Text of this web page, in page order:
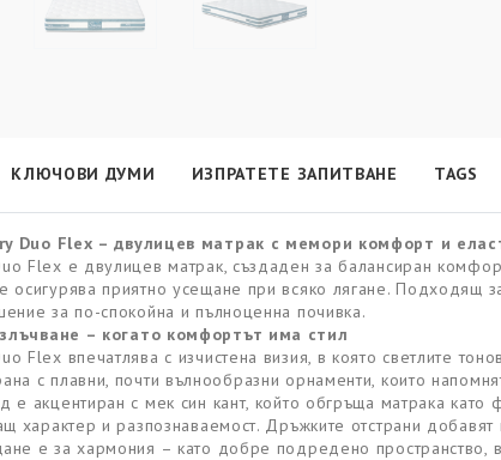
КЛЮЧОВИ ДУМИ ИЗПРАТЕТЕ ЗАПИТВАНЕ TAGS
Duo Flex – двулицев матрак с мемори комфорт и
Flex е двулицев матрак, създаден за балансиран
осигурява приятно усещане при всяко лягане. Подходящ
за по-спокойна и пълноценна почивка.
– когато комфортът има стил
Flex впечатлява с изчистена визия, в която светлите
с плавни, почти вълнообразни орнаменти, които
е акцентиран с мек син кант, който обгръща матрака
характер и разпознаваемост. Дръжките отстрани добавят
е за хармония – като добре подредено пространство,